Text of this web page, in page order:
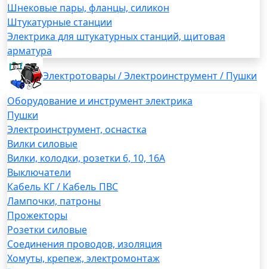
Шнековые пары, фланцы, силикон
Штукатурные станции
Электрика для штукатурных станций, щитовая
арматура
Электротовары / Электроинструмент / Пушки
Оборудование и инструмент электрика
Пушки
Электроинструмент, оснастка
Вилки силовые
Вилки, колодки, розетки 6, 10, 16А
Выключатели
Кабель КГ / Кабель ПВС
Лампочки, патроны
Прожекторы
Розетки силовые
Соединения проводов, изоляция
Хомуты, крепеж, электромонтаж